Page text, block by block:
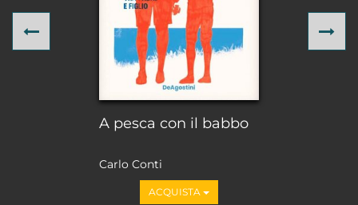
A pesca con il babbo
Carlo Conti
ACQUISTA
Previous